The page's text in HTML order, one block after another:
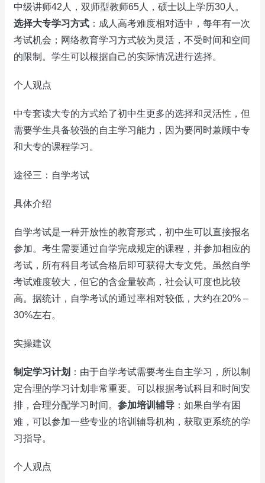
中级讲师42人，双师型教师65人，硕士以上学历30人。
选择大专学习方式 ：成人高考难度相对适中，每年有一次
考试机会；网络教育学习方式较为灵活，不受时间和空间
的限制。学生可以根据自己的实际情况进行选择。
个人观点
中专套读大专的方式给了初中生更多的选择和灵活性，但
需要学生具备较强的自主学习能力，因为要同时兼顾中专
和大专的课程学习。
途径三：自学考试
具体介绍
自学考试是一种开放性的教育形式，初中生可以直接报名
参加。考生需要通过自学完成规定的课程，并参加相应的
考试，所有科目考试合格后即可获得大专文凭。虽然自学
考试难度较大，但它的含金量较高，社会认可度也比较
高。据统计，自学考试的通过率相对较低，大约在20% –
30%左右。
实操建议
制定学习计划 ：由于自学考试需要考生自主学习，所以制
定合理的学习计划非常重要。可以根据考试科目和时间安
排，合理分配学习时间。 参加培训辅导 ：如果自学有困
难，可以参加一些专业的培训辅导机构，获取更系统的学
习指导。
个人观点